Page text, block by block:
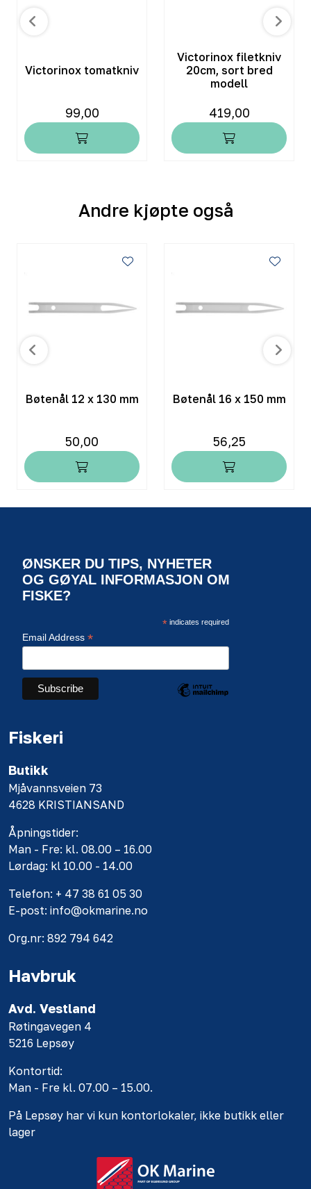
Victorinox tomatkniv
99,00
Victorinox filetkniv
20cm, sort bred
modell
419,00
Andre kjøpte også
Bøtenål 12 x 130 mm
50,00
Bøtenål 16 x 150 mm
56,25
ØNSKER DU TIPS, NYHETER
OG GØYAL INFORMASJON OM
FISKE?
*indicates required
Email Address *
Fiskeri
Butikk
Mjåvannsveien 73
4628 KRISTIANSAND
Åpningstider:
Man - Fre: kl. 08.00 – 16.00
Lørdag: kl 10.00 - 14.00
Telefon: + 47 38 61 05 30
E-post: info@okmarine.no
Org.nr: 892 794 642
Havbruk
Avd. Vestland
Røtingavegen 4
5216 Lepsøy
Kontortid:
Man - Fre kl. 07.00 – 15.00.
På Lepsøy har vi kun kontorlokaler, ikke butikk eller
lager